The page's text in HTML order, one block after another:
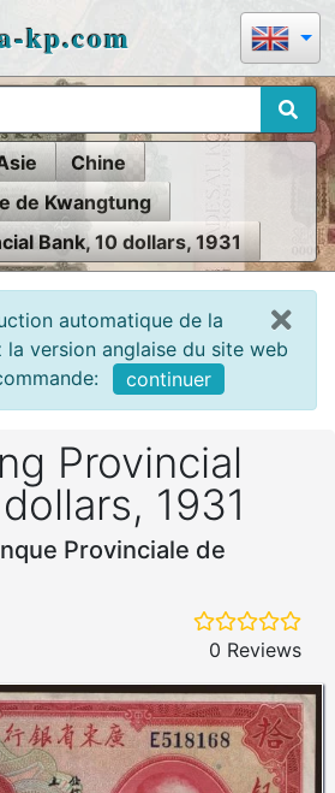
kp.com
Chine
de Kwangtung
Bank, 10 dollars, 1931
automatique de la
la version anglaise du site web
continuer
Provincial
1931
Provinciale de
0 Reviews